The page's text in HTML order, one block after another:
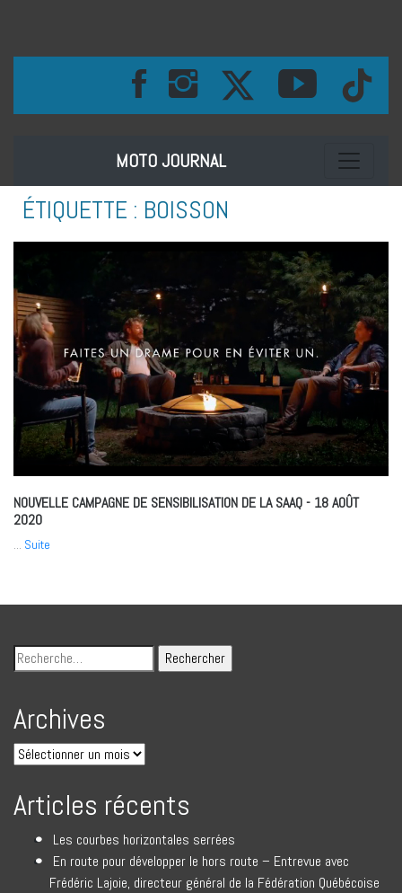
MOTO JOURNAL Toggle
ÉTIQUETTE : BOISSON
NOUVELLE CAMPAGNE DE SENSIBILISATION DE LA SAAQ- 18 AOÛT
2020
... Suite
Archives
Articles récents
Les courbes horizontales serrées
En route pour développer le hors route – Entrevue avec
Frédéric Lajoie, directeur général de la Fédération Québécoise